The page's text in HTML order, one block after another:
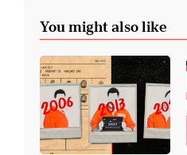
You might also like